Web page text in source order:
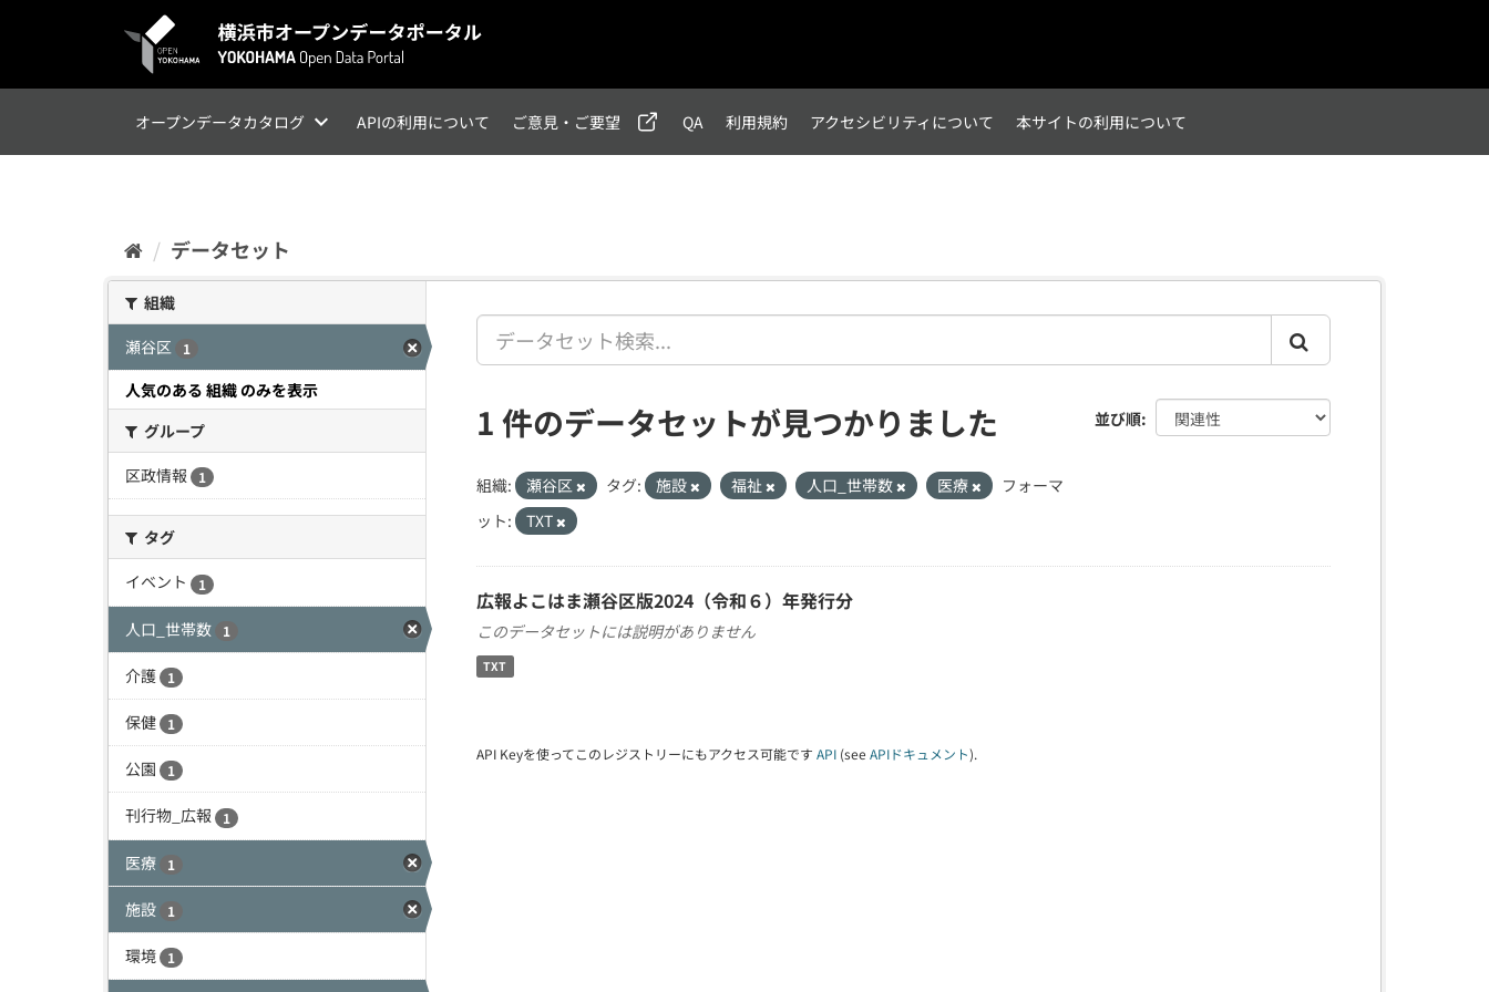
オープンデータカタログ APIの利用について ご意見・ご要望 QA 利用規約 アクセシビリティについて 本サイトの利用について
データセット
組織
瀬谷区
1
人気のある 組織 のみを表示
グループ
区政情報
1
タグ
イベント
1
人口_世帯数 1
介護 1
保健 1
公園 1
刊行物_広報 1
医療 1
施設 1
環境 1
並び順
1 件のデータセットが見つかりました
組織: 瀬谷区 タグ: 施設 福祉 人口_世帯数 医療
フォーマ
ット:
TXT
広報よこはま瀬谷区版2024（令和６）年発行分
このデータセットには説明がありません
TXT
API Keyを使ってこのレジストリーにもアクセス可能です API (see APIドキュメント).